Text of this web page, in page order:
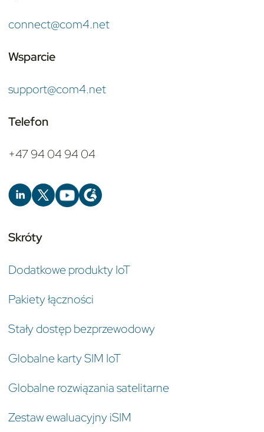
connect@com4.net
Wsparcie
support@com4.net
Telefon
+47 94 04 94 04
Skróty
Dodatkowe produkty IoT
Pakiety łączności
Stały dostęp bezprzewodowy
Globalne karty SIM IoT
Globalne rozwiązania satelitarne
Zestaw ewaluacyjny iSIM